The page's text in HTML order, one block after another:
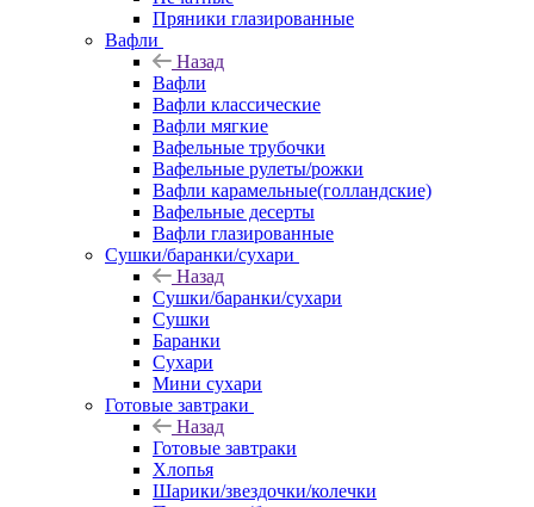
Пряники глазированные
Вафли
Назад
Вафли
Вафли классические
Вафли мягкие
Вафельные трубочки
Вафельные рулеты/рожки
Вафли карамельные(голландские)
Вафельные десерты
Вафли глазированные
Сушки/баранки/сухари
Назад
Сушки/баранки/сухари
Сушки
Баранки
Сухари
Мини сухари
Готовые завтраки
Назад
Готовые завтраки
Хлопья
Шарики/звездочки/колечки